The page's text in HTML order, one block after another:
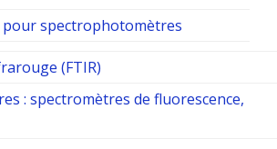
pour spectrophotomètres
(FTIR)
: spectromètres de fluorescence,